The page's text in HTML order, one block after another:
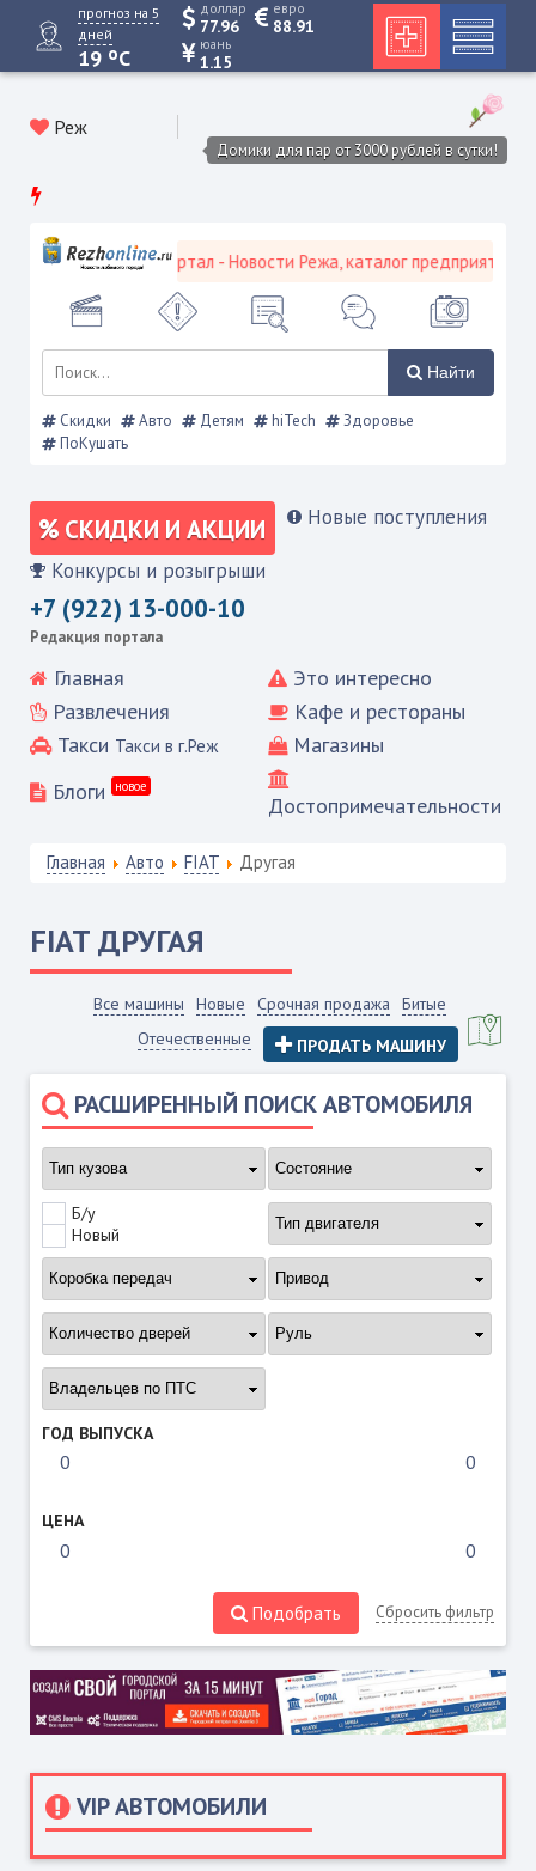
прогноз на 5
дней
19 oC
доллар
77.96
евро
88.91
юань
1.15
Реж
Домики для пар от 3000 рублей в сутки!
городской портал - Новости Режа, каталог предприятий,
Найти
Скидки Авто Детям hiTech
Здоровье
ПоКушать
СКИДКИ И АКЦИИ Новые поступления
Конкурсы и розыгрыши
+7 (922) 13-000-10
Редакция портала
Главная
Это интересно
Развлечения
Кафе и рестораны
Такси Такси в г.Реж
Магазины
Блоги
новое
Достопримечательности
Главная Авто FIAT Другая
VIP АВТОМОБИЛИ
FIAT ДРУГАЯ
Все машины Новые Срочная продажа
Битые
Отечественные
ПРОДАТЬ МАШИНУ
РАСШИРЕННЫЙ ПОИСК АВТОМОБИЛЯ
Б/у
Новый
ГОД ВЫПУСКА
ЦЕНА
Подобрать Сбросить фильтр